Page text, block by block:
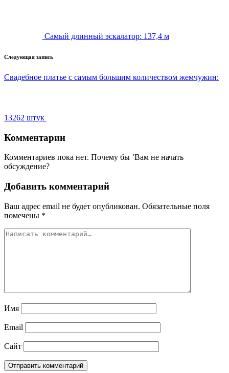
Самый длинный эскалатор: 137,4 м
Следующая запись
Свадебное платье с самым большим количеством жемчужин:
13262 штук
Комментарии
Комментариев пока нет. Почему бы ’Вам не начать
обсуждение?
Добавить комментарий
Ваш адрес email не будет опубликован. Обязательные поля
помечены *
Имя
Email
Сайт